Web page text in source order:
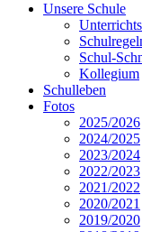
Unsere Schule
Schul-
Kollegium
Schulleben
Fotos
2025/2026
2024/2025
2023/2024
2022/2023
2021/2022
2020/2021
2019/2020